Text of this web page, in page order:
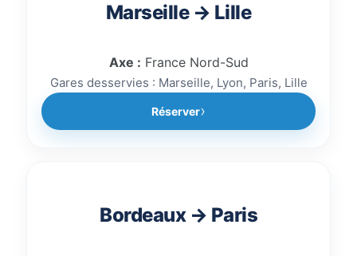
Marseille → Lille
Axe : France Nord-Sud
Gares desservies : Marseille, Lyon, Paris, Lille
Réserver
Bordeaux → Paris